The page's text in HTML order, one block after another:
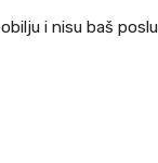
i nisu baš